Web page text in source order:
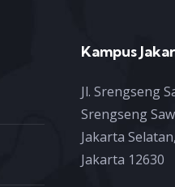
Kampus
Jl. Srengseng
Srengseng
Jakarta
Jakarta 12630